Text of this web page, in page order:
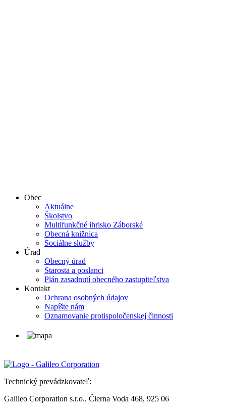
Obec
Aktuálne
Školstvo
Multifunkčné ihrisko Záborské
Obecná knižnica
Sociálne služby
Úrad
Obecný úrad
Starosta a poslanci
Plán zasadnutí obecného zastupiteľstva
Kontakt
Ochrana osobných údajov
Napíšte nám
Oznamovanie protispoločenskej činnosti
Technický prevádzkovateľ:
Galileo Corporation s.r.o., Čierna Voda 468, 925 06